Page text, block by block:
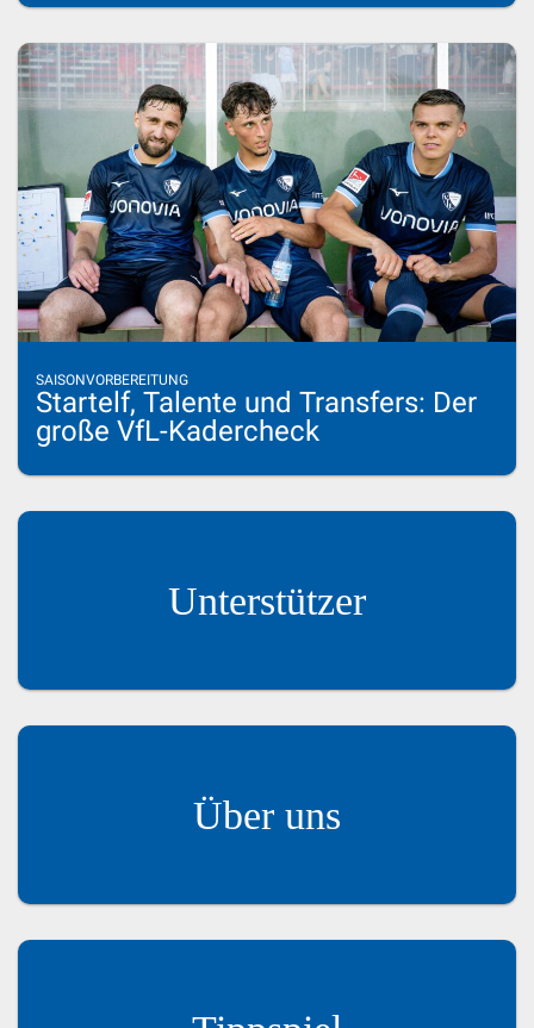
SAISONVORBEREITUNG
Startelf, Talente und Transfers: Der
große VfL-Kadercheck
Unterstützer
Über uns